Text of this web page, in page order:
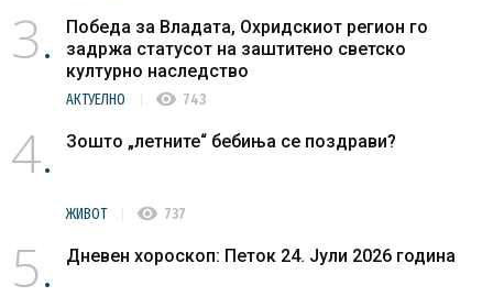
3
Победа за Владата, Охридскиот регион го
задржа статусот на заштитено светско
културно наследство
АКТУЕЛНО visibility 743
4 Зошто „летните“ бебиња се поздрави?
ЖИВОТ visibility 737
5 Дневен хороскоп: Петок 24. Јули 2026 година